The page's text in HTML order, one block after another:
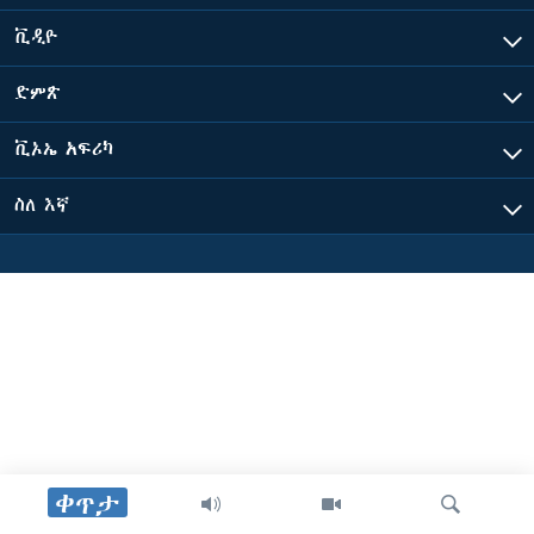
ቋንቋዎች
ቀጥታ
ቪዲዮ
ድምጽ
ቪኦኤ አፍሪካ
ስለ እኛ